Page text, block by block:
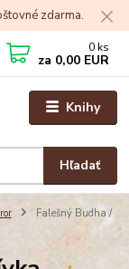
zdarma.
Knihy
Hľadať
0 ks
za 0,00 EUR
Falešný Budha /